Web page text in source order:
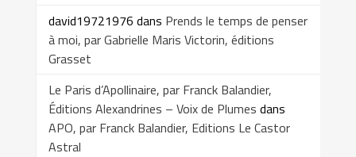
david19721976 dans Prends le temps de penser
à moi, par Gabrielle Maris Victorin, éditions
Grasset
Le Paris d’Apollinaire, par Franck Balandier,
Éditions Alexandrines – Voix de Plumes dans
APO, par Franck Balandier, Editions Le Castor
Astral